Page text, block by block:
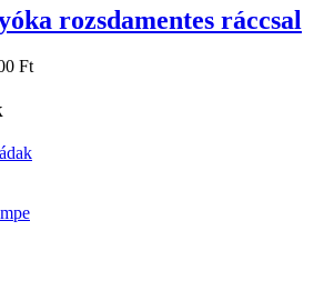
terméknek
több
van.
termékoldalon
rozsdamentes ráccsal
FtÁrtartomány: